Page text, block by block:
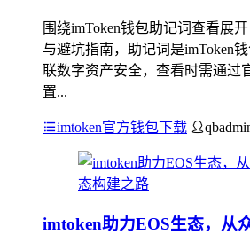
围绕imToken钱包助记词查看展
与避坑指南，助记词是imToken
联数字资产安全，查看时需通过
置...
imtoken官方钱包下载
imtoken助力EOS生态，从